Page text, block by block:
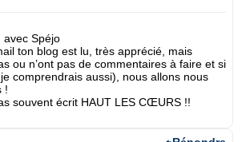
avec Spéjo
ton blog est lu, très apprécié, mais
ou n’ont pas de commentaires à faire et si
comprendrais aussi), nous allons nous
!
souvent écrit HAUT LES CŒURS !!